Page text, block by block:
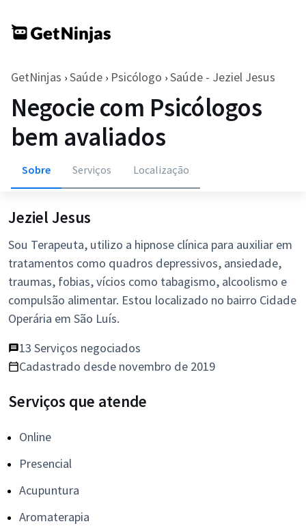
GetNinjas › Saúde › Psicólogo › Saúde - Jeziel Jesus
Negocie com Psicólogos
bem avaliados
Sobre Serviços Localização
Jeziel Jesus
Sou Terapeuta, utilizo a hipnose clínica para auxiliar em
tratamentos como quadros depressivos, ansiedade,
traumas, fobias, vícios como tabagismo, alcoolismo e
compulsão alimentar. Estou localizado no bairro Cidade
Operária em São Luís.
13 Serviços negociados
Cadastrado desde novembro de 2019
Serviços que atende
Online
Presencial
Acupuntura
Aromaterapia